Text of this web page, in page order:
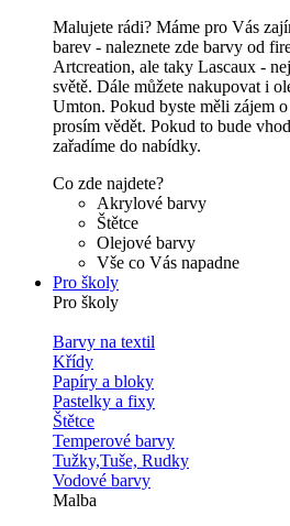
Malujete rádi? Máme pro Vás
barev - naleznete zde barvy od
Artcreation, ale taky Lascaux -
světě. Dále můžete nakupovat i
Umton. Pokud byste měli zájem
prosím vědět. Pokud to bude
zařadíme do nabídky.
Co zde najdete?
Akrylové barvy
Štětce
Olejové barvy
Vše co Vás napadne
Pro školy
Pro školy
Barvy na textil
Křídy
Papíry a bloky
Pastelky a fixy
Štětce
Temperové barvy
Tužky,Tuše, Rudky
Vodové barvy
Malba